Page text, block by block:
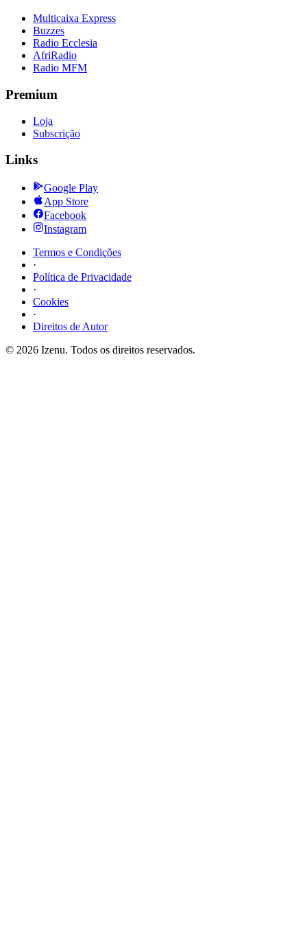
Multicaixa Express
Buzzes
Radio Ecclesia
AfriRadio
Radio MFM
Premium
Loja
Subscrição
Links
Google Play
App Store
Facebook
Instagram
Termos e Condições
·
Política de Privacidade
·
Cookies
·
Direitos de Autor
© 2026 Izenu. Todos os direitos reservados.